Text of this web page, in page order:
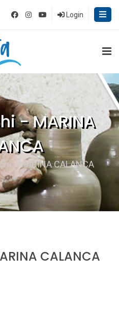
Login
- MARINA
- MARINA CALANCA
CALANCA